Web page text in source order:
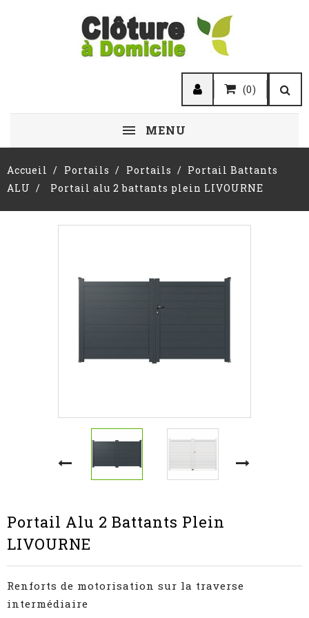
(0)
MENU
Accueil Portails Portails
Portail Battants
ALU
Portail alu 2 battants plein LIVOURNE
Portail Alu 2 Battants Plein
LIVOURNE
Renforts de motorisation sur la traverse
intermédiaire